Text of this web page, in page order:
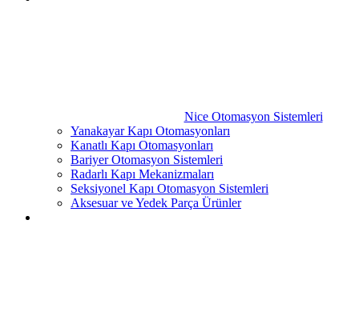
Nice Otomasyon Sistemleri
Yanakayar Kapı Otomasyonları
Kanatlı Kapı Otomasyonları
Bariyer Otomasyon Sistemleri
Radarlı Kapı Mekanizmaları
Seksiyonel Kapı Otomasyon Sistemleri
Aksesuar ve Yedek Parça Ürünler